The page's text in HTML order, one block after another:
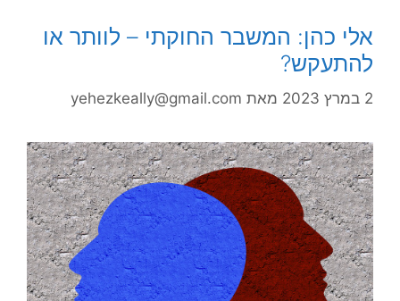
אלי כהן: המשבר החוקתי – לוותר או
להתעקש?
2 במרץ 2023 מאת yehezkeally@gmail.com